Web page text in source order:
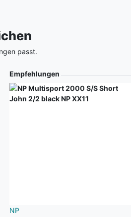
passt.
Empfehlungen
NP